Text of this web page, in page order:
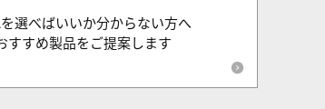
選べばいいか分からない方へ
すすめ製品をご提案します